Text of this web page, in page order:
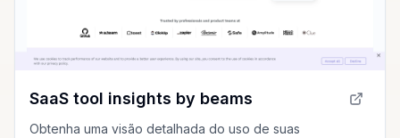
SaaS tool insights by beams
Obtenha uma visão detalhada do uso de suas